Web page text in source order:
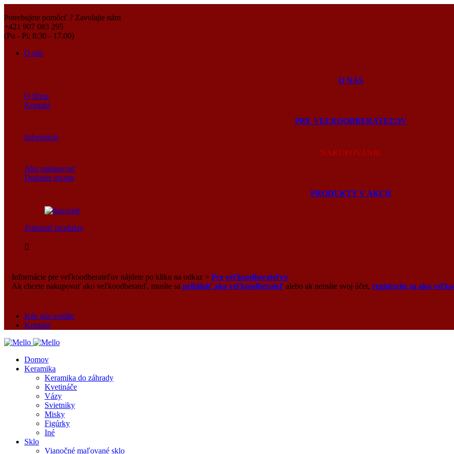
Potrebujete pomôcť ? Zavolajte nám
+421 907 083 295
(Po - Pi: 8:30 - 17.00)
O nás
O NÁS
O firme
Kontakt
PRE VEĽKOODBERATEĽOV
Informácie
NAKUPOVANIE
Ako nakupovať
Dodanie tovaru
PRODUKTY V AKCII
Zobraziť produkty
Informácie pre veľkoodberateľov nájdete po kliku na odkaz > Pre veľkoodberateľov
Ak chcete nakupovať ako veľkoodberateľ, musíte sa prihlásiť ako veľkoodberateľ alebo ak nemáte svoj účet, registrujte sa ako
Kde nás uvidíte
Kontakt
Domov
Keramika
Keramika do záhrady
Kvetináče
Vázy
Svietniky
Misky
Figúrky
Iné
Sklo
Vianočné maľované sklo